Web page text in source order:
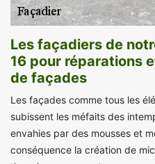
Les façadiers de
16 pour réparations
de façades
Les façades comme tous les
subissent les méfaits des
envahies par des mousses et
conséquence la création de